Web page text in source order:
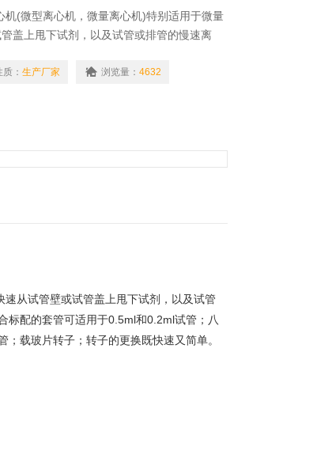
机(微型离心机，微量离心机)特别适用于微量
盖上甩下试剂，以及试管或排管的慢速离
0.2ml试管；八联排管转头可放置16个0.2ml
： 生产厂家 浏览量： 4632
从试管壁或试管盖上甩下试剂，以及试管
标配的套管可适用于0.5ml和0.2ml试管；八
载玻片转子；转子的更换既快速又简单。